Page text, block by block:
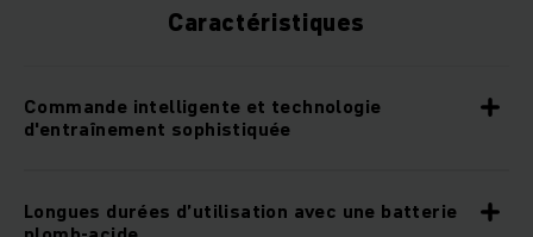
Caractéristiques
Commande intelligente et technologie
d'entraînement sophistiquée
Longues durées d’utilisation avec une batterie